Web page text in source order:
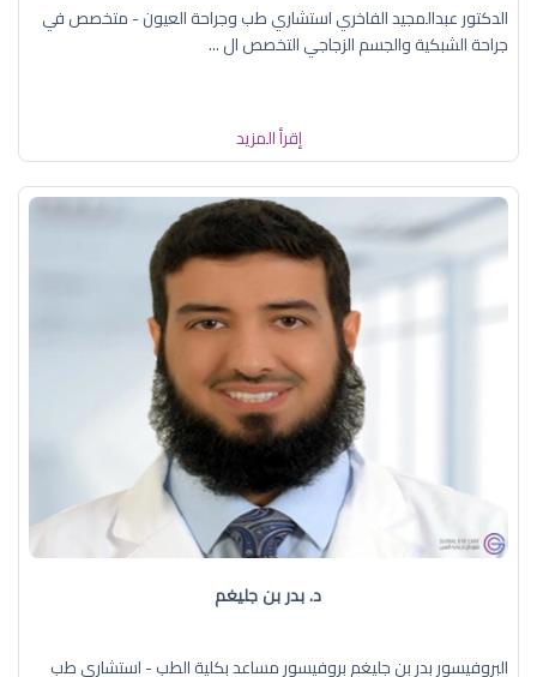
الدكتور عبدالمجيد الفاخري استشاري طب وجراحة العيون - متخصص في
جراحة الشبكية والجسم الزجاجي التخصص ال ...
إقرأ المزيد
د. بدر بن جليغم
البروفيسور بدر بن جليغم بروفيسور مساعد بكلية الطب - استشاري طب